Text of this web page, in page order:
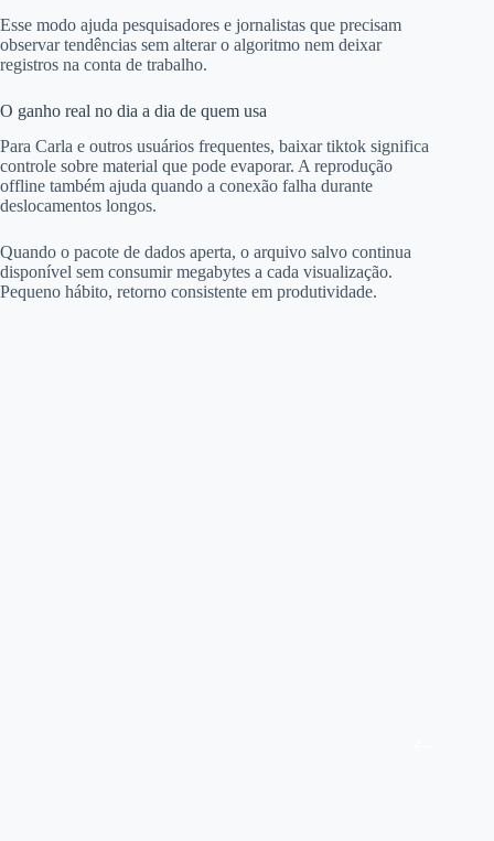
Esse modo ajuda pesquisadores e jornalistas que precisam
observar tendências sem alterar o algoritmo nem deixar
registros na conta de trabalho.
O ganho real no dia a dia de quem usa
Para Carla e outros usuários frequentes, baixar tiktok significa
controle sobre material que pode evaporar. A reprodução
offline também ajuda quando a conexão falha durante
deslocamentos longos.
Quando o pacote de dados aperta, o arquivo salvo continua
disponível sem consumir megabytes a cada visualização.
Pequeno hábito, retorno consistente em produtividade.